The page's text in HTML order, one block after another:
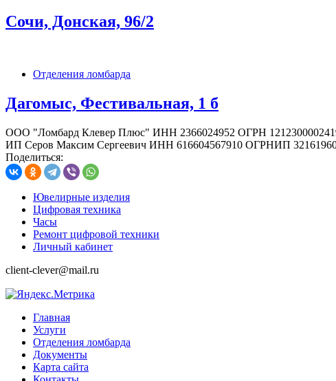
Сочи, Донская, 96/2
Отделения ломбарда
Дагомыс, Фестивальная, 1 б
ООО "Ломбард Клевер Плюс" ИНН 2366024952 ОГРН
ИП Серов Максим Сергеевич ИНН 616604567910 ОГРНИП
Поделиться:
Ювелирные изделия
Цифровая техника
Часы
Ремонт цифровой техники
Личный кабинет
client-clever@mail.ru
Главная
Услуги
Отделения ломбарда
Документы
Карта сайта